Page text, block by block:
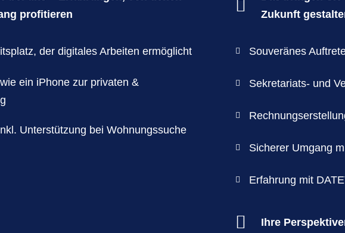
profitieren
der digitales Arbeiten ermöglicht
ein iPhone zur privaten &
Unterstützung bei Wohnungssuche

Zukunft
 Souveränes
 Sekretariats- und

 Sicherer Umgang
 Erfahrung mit
 Ihre